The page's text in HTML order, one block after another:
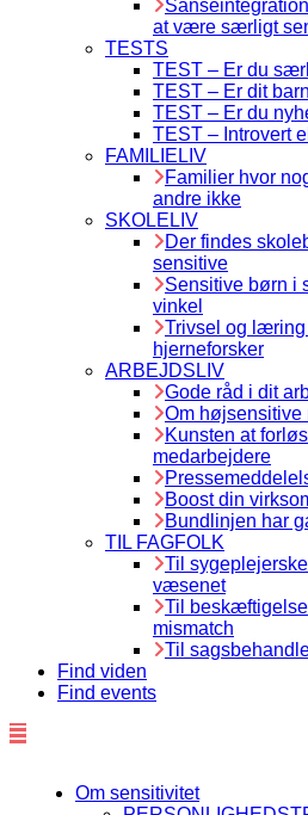
at være særligt
TESTS
TEST – Er du
TEST – Er dit
TEST – Er du
TEST – Introvert
FAMILIELIV
Familier hvor
andre ikke
SKOLELIV
Der findes
sensitive
Sensitive børn i
vinkel
Trivsel og læring
hjerneforsker
ARBEJDSLIV
Gode råd i dit
Om højsensitive
Kunsten at
medarbejdere
Boost din
Bundlinjen har
TIL FAGFOLK
Til
væsenet
Til
mismatch
Til
Find viden
Find events
Om sensitivitet